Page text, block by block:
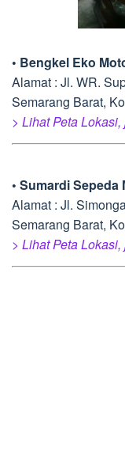
• Bengkel Eko
Alamat : Jl. WR.
Semarang Barat,
> Lihat Peta
• Sumardi Sepeda
Alamat : Jl.
Semarang Barat,
> Lihat Peta